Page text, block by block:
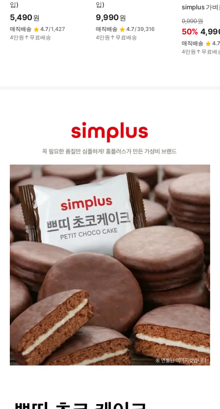
입)
5,490원
매직배송 4.7/1,427
4만원↑무료배송
입)
9,990원
매직배송 4.7/39,316
4만원↑무료배송
simplus 가벼
9,990원
50%
매직배송
4.7
4만원↑무료배